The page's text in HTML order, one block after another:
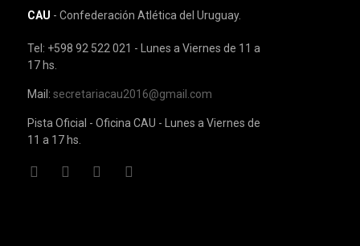
CAU - Confederación Atlética del Uruguay.
Tel: +598 92 522 021 - Lunes a Viernes de 11 a
17 hs.
Mail: secretariacau2016@gmail.com
Pista Oficial - Oficina CAU - Lunes a Viernes de
11 a 17 hs.